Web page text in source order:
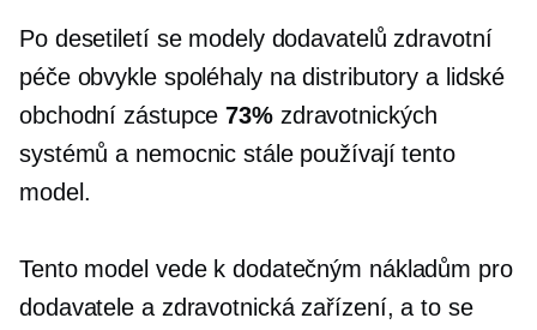
Po desetiletí se modely dodavatelů zdravotní
péče obvykle spoléhaly na distributory a lidské
obchodní zástupce73%zdravotnických
systémů a nemocnic stále používají tento
model.
Tento model vede k dodatečným nákladům pro
dodavatele a zdravotnická zařízení, a to se